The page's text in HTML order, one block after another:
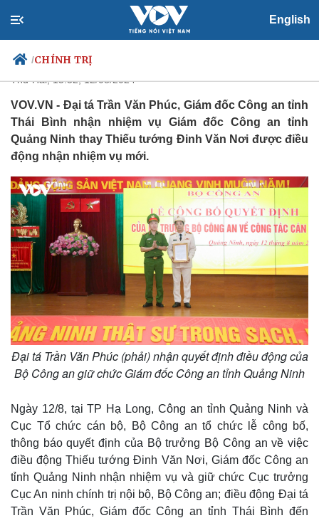
English
/CHÍNH TRỊ
Chính trị
Đảng
Quốc hội
Nhận diện sự thật
Xã hội
Giáo dục
Dấu ấn VOV
Việc làm
Biển đảo
Thế giới
Quan sát
Cuộc sống đó đây
Hồ sơ
Multimedia
Video
Ảnh
E-Magazine
Infographic
Đại tá Trần Văn Phúc làm Giám
đốc Công an tỉnh Quảng Ninh
Thứ Hai, 15:52, 12/08/2024
VOV.VN - Đại tá Trần Văn Phúc, Giám đốc Công an tỉnh
Thái Bình nhận nhiệm vụ Giám đốc Công an tỉnh
Quảng Ninh thay Thiếu tướng Đinh Văn Nơi được điều
động nhận nhiệm vụ mới.
Đại tá Trần Văn Phúc (phải) nhận quyết định điều động của
Bộ Công an giữ chức Giám đốc Công an tỉnh Quảng Ninh
Ngày 12/8, tại TP Hạ Long, Công an tỉnh Quảng Ninh và
Cục Tổ chức cán bộ, Bộ Công an tổ chức lễ công bố,
thông báo quyết định của Bộ trưởng Bộ Công an về việc
điều động Thiếu tướng Đinh Văn Nơi, Giám đốc Công an
tỉnh Quảng Ninh nhận nhiệm vụ và giữ chức Cục trưởng
Cục An ninh chính trị nội bộ, Bộ Công an; điều động Đại tá
Trần Văn Phúc, Giám đốc Công an tỉnh Thái Bình đến